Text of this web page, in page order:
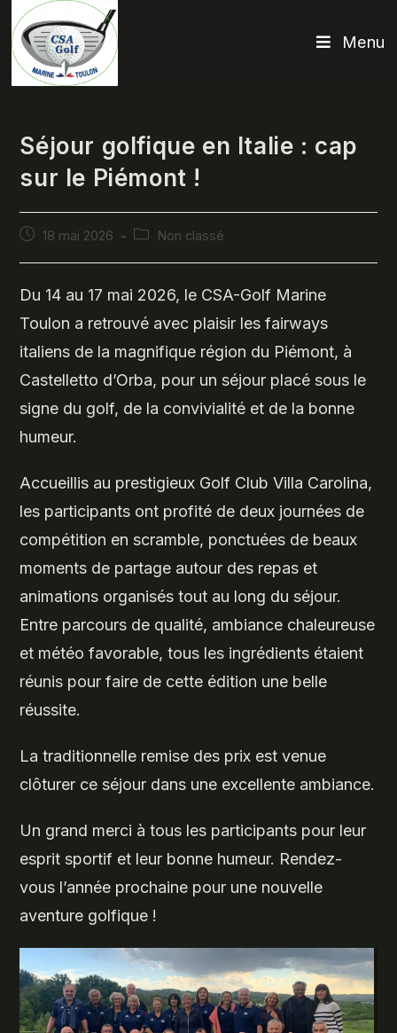
content
Menu
Séjour golfique en Italie : cap
sur le Piémont !
Publication
18 mai 2026
PostNon classé
Du 14 au 17 mai 2026, le CSA-Golf Marine
Toulon a retrouvé avec plaisir les fairways
italiens de la magnifique région du Piémont, à
Castelletto d’Orba, pour un séjour placé sous le
signe du golf, de la convivialité et de la bonne
humeur.
Accueillis au prestigieux Golf Club Villa Carolina,
les participants ont profité de deux journées de
compétition en scramble, ponctuées de beaux
moments de partage autour des repas et
animations organisés tout au long du séjour.
Entre parcours de qualité, ambiance chaleureuse
et météo favorable, tous les ingrédients étaient
réunis pour faire de cette édition une belle
réussite.
La traditionnelle remise des prix est venue
clôturer ce séjour dans une excellente ambiance.
Un grand merci à tous les participants pour leur
esprit sportif et leur bonne humeur. Rendez-
vous l’année prochaine pour une nouvelle
aventure golfique !